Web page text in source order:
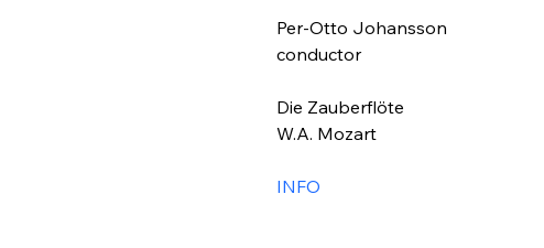
Per-Otto Johansson
conductor
Die Zauberflöte
W.A. Mozart
INFO